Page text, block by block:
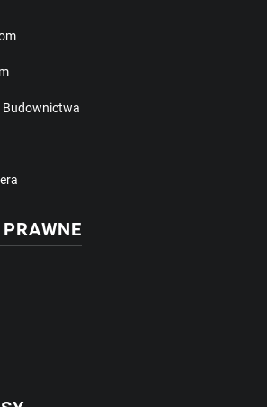
Budownictwa